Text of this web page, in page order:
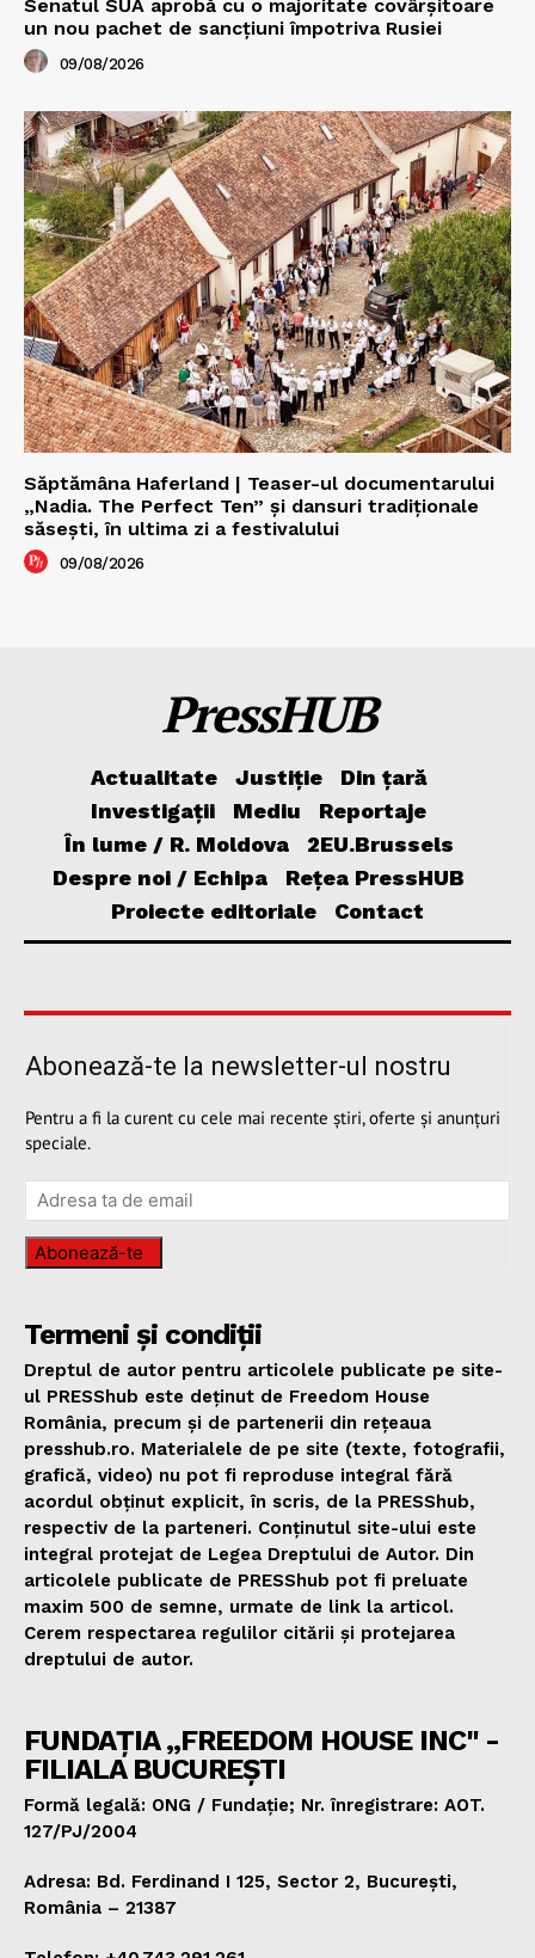
Senatul SUA aprobă cu o majoritate covârșitoare
un nou pachet de sancțiuni împotriva Rusiei
09/08/2026
Săptămâna Haferland | Teaser-ul documentarului
„Nadia. The Perfect Ten” şi dansuri tradiţionale
săseşti, în ultima zi a festivalului
09/08/2026
PressHUB
Actualitate Justiție
Din țară
Investigații
Mediu
Reportaje
În lume / R. Moldova
2EU.Brussels
Despre noi / Echipa
Rețea PressHUB
Proiecte editoriale
Contact
Abonează-te la newsletter-ul nostru
Pentru a fi la curent cu cele mai recente știri, oferte și anunțuri
speciale.
Abonează-te
Termeni și condiții
Dreptul de autor pentru articolele publicate pe site-
ul PRESShub este deținut de Freedom House
România, precum și de partenerii din rețeaua
presshub.ro. Materialele de pe site (texte, fotografii,
grafică, video) nu pot fi reproduse integral fără
acordul obținut explicit, în scris, de la PRESShub,
respectiv de la parteneri. Conținutul site-ului este
integral protejat de Legea Dreptului de Autor. Din
articolele publicate de PRESShub pot fi preluate
maxim 500 de semne, urmate de link la articol.
Cerem respectarea regulilor citării și protejarea
dreptului de autor.
FUNDAȚIA „FREEDOM HOUSE INC" -
FILIALA BUCUREȘTI
Formă legală: ONG / Fundație; Nr. înregistrare: AOT.
127/PJ/2004
Adresa: Bd. Ferdinand I 125, Sector 2, București,
România – 21387